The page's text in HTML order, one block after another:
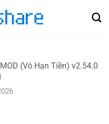
(Vô Hạn Tiền) v2.54.0